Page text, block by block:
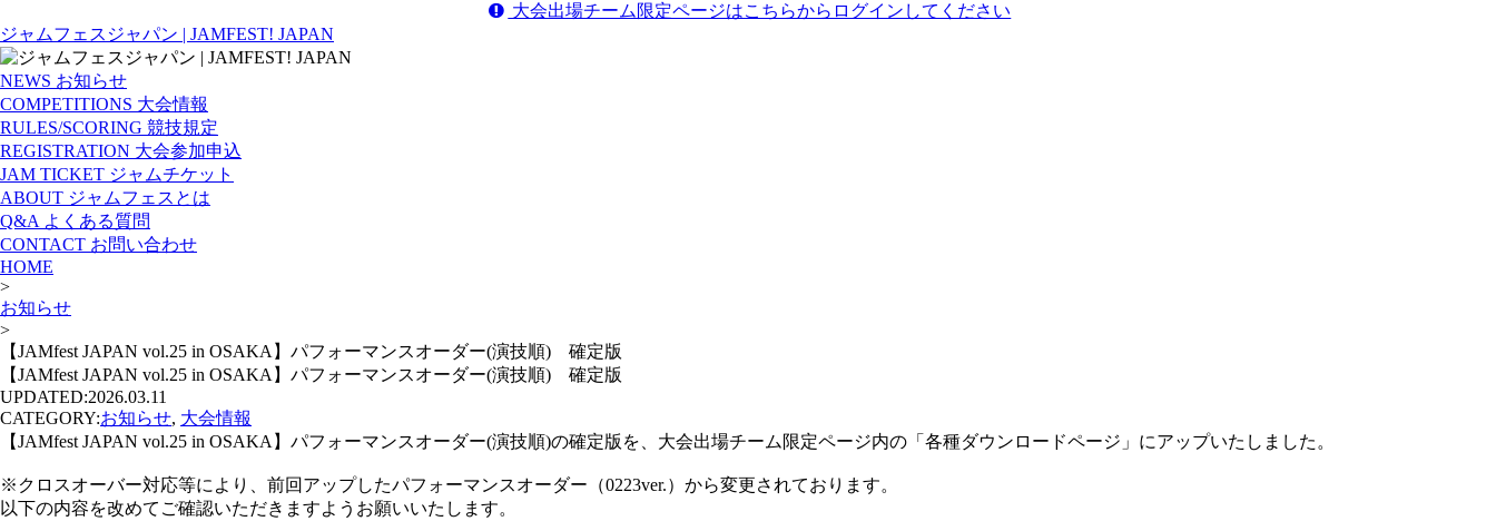
大会出場チーム限定ページはこちらからログインしてください
ジャムフェスジャパン | JAMFEST! JAPAN
NEWS お知らせ
COMPETITIONS 大会情報
RULES/SCORING 競技規定
REGISTRATION 大会参加申込
JAM TICKET ジャムチケット
ABOUT ジャムフェスとは
Q&A よくある質問
CONTACT お問い合わせ
HOME
>
お知らせ
>
【JAMfest JAPAN vol.25 in OSAKA】パフォーマンスオーダー(演技順) 確定版
【JAMfest JAPAN vol.25 in OSAKA】パフォーマンスオーダー(演技順) 確定版
UPDATED:2026.03.11
CATEGORY:お知らせ, 大会情報
【JAMfest JAPAN vol.25 in OSAKA】パフォーマンスオーダー(演技順)の確定版 を、大会出場チーム限定ページ内の「各種ダウンロードページ」にアップいたしました。
※クロスオーバー対応等により、前回アップしたパフォーマンスオーダー（0223ver.）から変更されております。
以下の内容を改めてご確認いただきますようお願いいたします。